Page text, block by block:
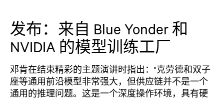
发布：来自 Blue Yonder 和
NVIDIA 的模型训练工厂
邓肯在结束精彩的主题演讲时指出："克劳德和双子
座等通用前沿模型非常强大，但供应链并不是一个
通用的推理问题。这是一个深度操作环境，具有硬